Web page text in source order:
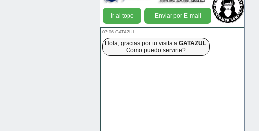
Ir al tope Enviar por E-mail
07:06 GATAZUL
Hola, gracias por tu visita a GATAZUL.
Como puedo servirte?